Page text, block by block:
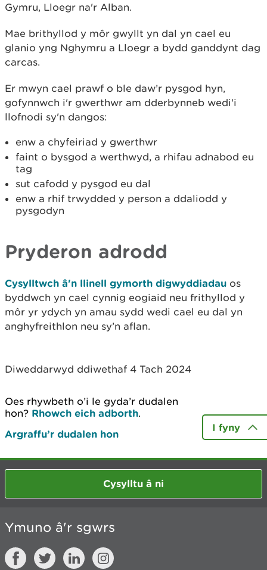
Gymru, Lloegr na'r Alban.
Mae brithyllod y môr gwyllt yn dal yn cael eu
glanio yng Nghymru a Lloegr a bydd ganddynt dag
carcas.
Er mwyn cael prawf o ble daw’r pysgod hyn,
gofynnwch i'r gwerthwr am dderbynneb wedi'i
llofnodi sy'n dangos:
enw a chyfeiriad y gwerthwr
faint o bysgod a werthwyd, a rhifau adnabod eu
tag
sut cafodd y pysgod eu dal
enw a rhif trwydded y person a ddaliodd y
pysgodyn
Pryderon adrodd
Cysylltwch â'n llinell gymorth digwyddiadau os
byddwch yn cael cynnig eogiaid neu frithyllod y
môr yr ydych yn amau sydd wedi cael eu dal yn
anghyfreithlon neu sy’n aflan.
Diweddarwyd ddiwethaf 4 Tach 2024
Oes rhywbeth o’i le gyda’r dudalen
hon? Rhowch eich adborth.
Argraffu’r dudalen hon
I fyny
Cysylltu â ni
Ymuno â'r sgwrs